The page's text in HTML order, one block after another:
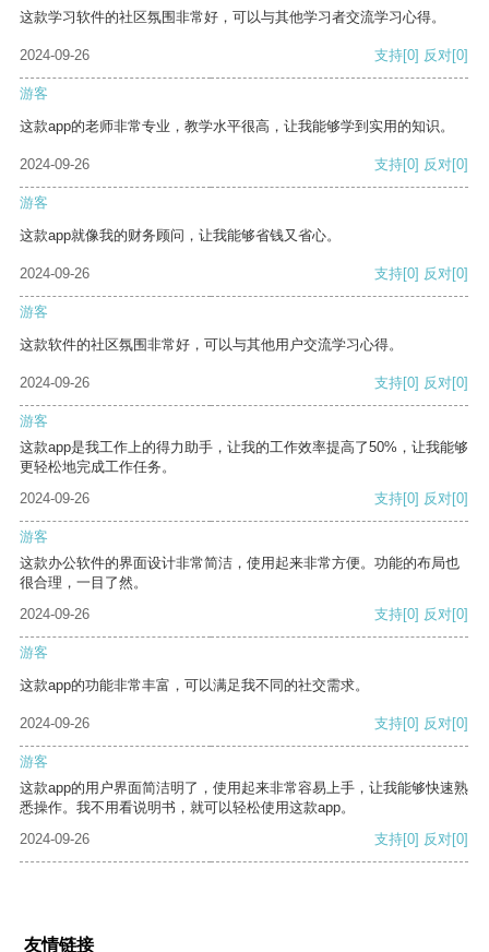
这款学习软件的社区氛围非常好，可以与其他学习者交流学习心得。
2024-09-26 支持[0] 反对[0]
游客
这款app的老师非常专业，教学水平很高，让我能够学到实用的知识。
2024-09-26 支持[0] 反对[0]
游客
这款app就像我的财务顾问，让我能够省钱又省心。
2024-09-26 支持[0] 反对[0]
游客
这款软件的社区氛围非常好，可以与其他用户交流学习心得。
2024-09-26 支持[0] 反对[0]
游客
这款app是我工作上的得力助手，让我的工作效率提高了50%，让我能够
更轻松地完成工作任务。
2024-09-26
支持[0] 反对[0]
游客
这款办公软件的界面设计非常简洁，使用起来非常方便。功能的布局也
很合理，一目了然。
2024-09-26
支持[0] 反对[0]
游客
这款app的功能非常丰富，可以满足我不同的社交需求。
2024-09-26 支持[0] 反对[0]
游客
这款app的用户界面简洁明了，使用起来非常容易上手，让我能够快速熟
悉操作。我不用看说明书，就可以轻松使用这款app。
2024-09-26
支持[0] 反对[0]
友情链接